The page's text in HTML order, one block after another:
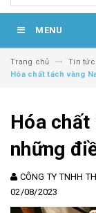
MENU
Trang chủ
Tin tức
Hóa chất tách vàng
Hóa
những
CÔNG TY TNHH
02/08/2023